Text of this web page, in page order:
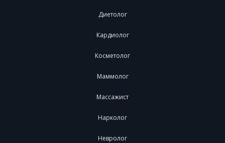
Диетолог
Кардиолог
Косметолог
Маммолог
Массажист
Нарколог
Невролог